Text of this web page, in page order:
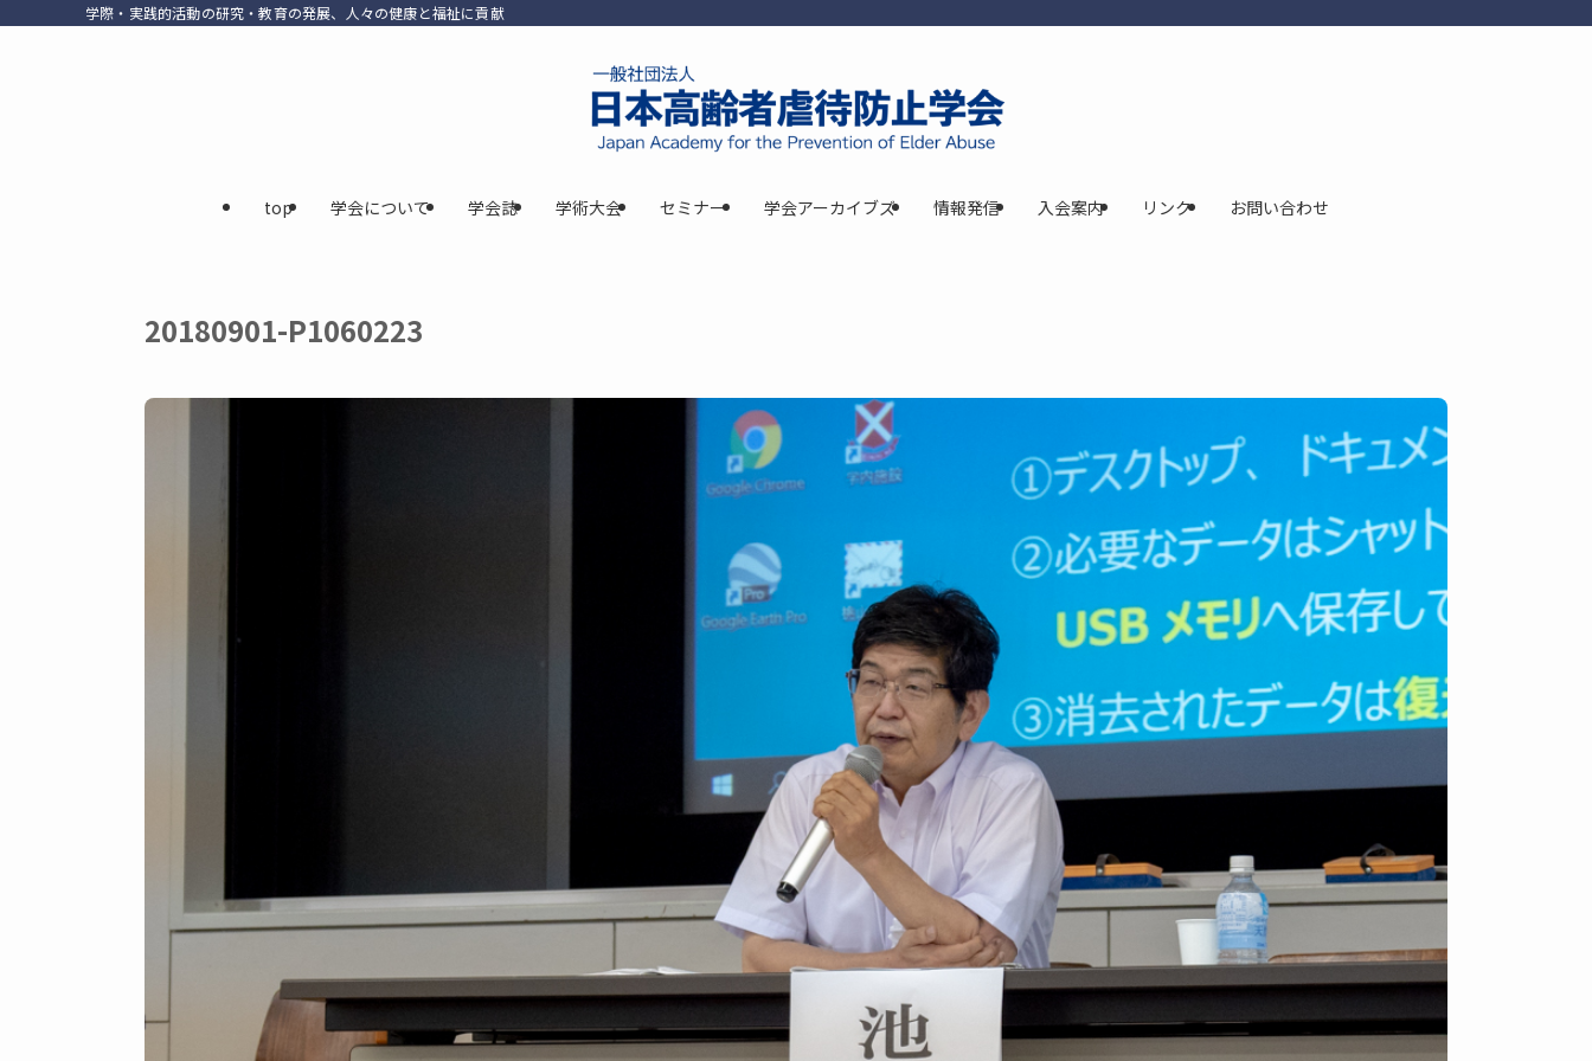
学際・実践的活動の研究・教育の発展、人々の健康と福祉に貢献
top 学会について 学会誌 学術大会 セミナー 学会アーカイブズ 情報発信 入会案内 リンク お問い合わせ
20180901-P1060223